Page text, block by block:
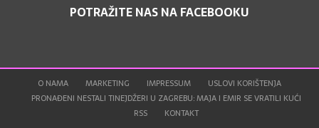
POTRAŽITE NAS NA FACEBOOKU
O NAMA MARKETING IMPRESSUM
USLOVI KORIŠTENJA
PRONAĐENI NESTALI TINEJDŽERI U ZAGREBU: MAJA I EMIR SE VRATILI KUĆI
RSS
KONTAKT